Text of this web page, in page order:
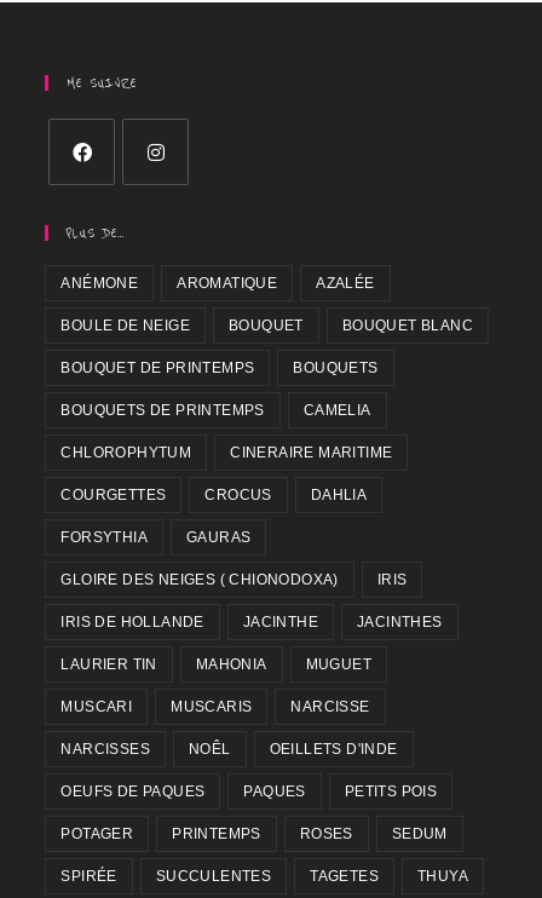
ME SUIVRE
PLUS DE…
ANÉMONE AROMATIQUE AZALÉE
BOULE DE NEIGE BOUQUET BOUQUET BLANC
BOUQUET DE PRINTEMPS BOUQUETS
BOUQUETS DE PRINTEMPS CAMELIA
CHLOROPHYTUM CINERAIRE MARITIME
COURGETTES CROCUS DAHLIA
FORSYTHIA GAURAS
GLOIRE DES NEIGES ( CHIONODOXA) IRIS
IRIS DE HOLLANDE JACINTHE JACINTHES
LAURIER TIN MAHONIA MUGUET
MUSCARI MUSCARIS NARCISSE
NARCISSES NOÊL OEILLETS D'INDE
OEUFS DE PAQUES PAQUES PETITS POIS
POTAGER PRINTEMPS ROSES SEDUM
SPIRÉE SUCCULENTES TAGETES THUYA